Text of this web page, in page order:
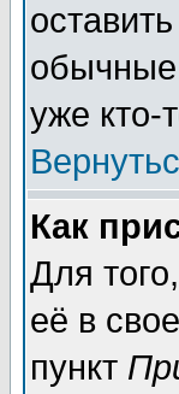
обычные
уже кто-
Как
Для
её в
пункт